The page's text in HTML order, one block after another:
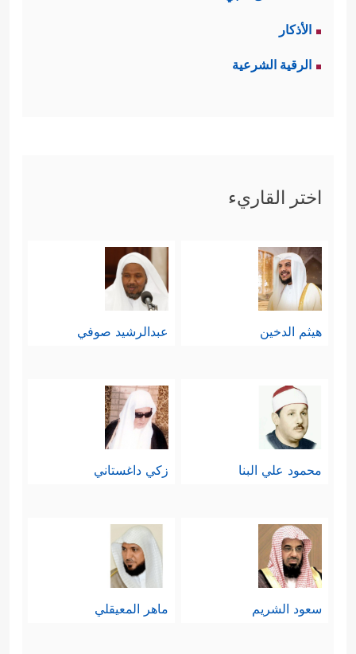
الأذكار
الرقية الشرعية
اختر القاريء
هيثم الدخين عبدالرشيد صوفي
محمود علي البنا زكي داغستاني
سعود الشريم ماهر المعيقلي